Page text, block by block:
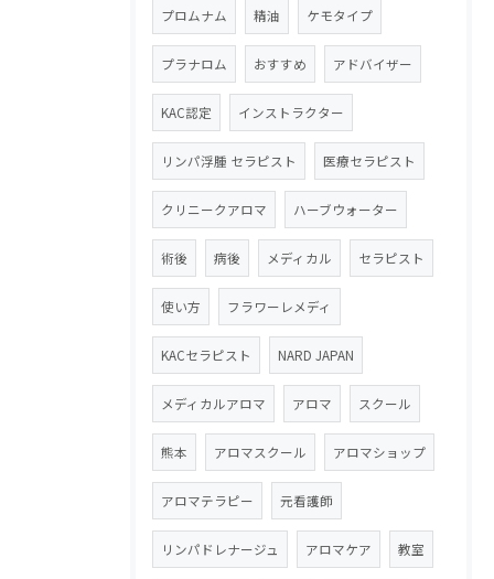
プロムナム 精油 ケモタイプ
プラナロム おすすめ アドバイザー
KAC認定 インストラクター
リンパ浮腫 セラピスト 医療セラピスト
クリニークアロマ ハーブウォーター
術後 病後 メディカル セラピスト
使い方 フラワーレメディ
KACセラピスト NARD JAPAN
メディカルアロマ アロマ スクール
熊本 アロマスクール アロマショップ
アロマテラピー 元看護師
リンパドレナージュ アロマケア 教室